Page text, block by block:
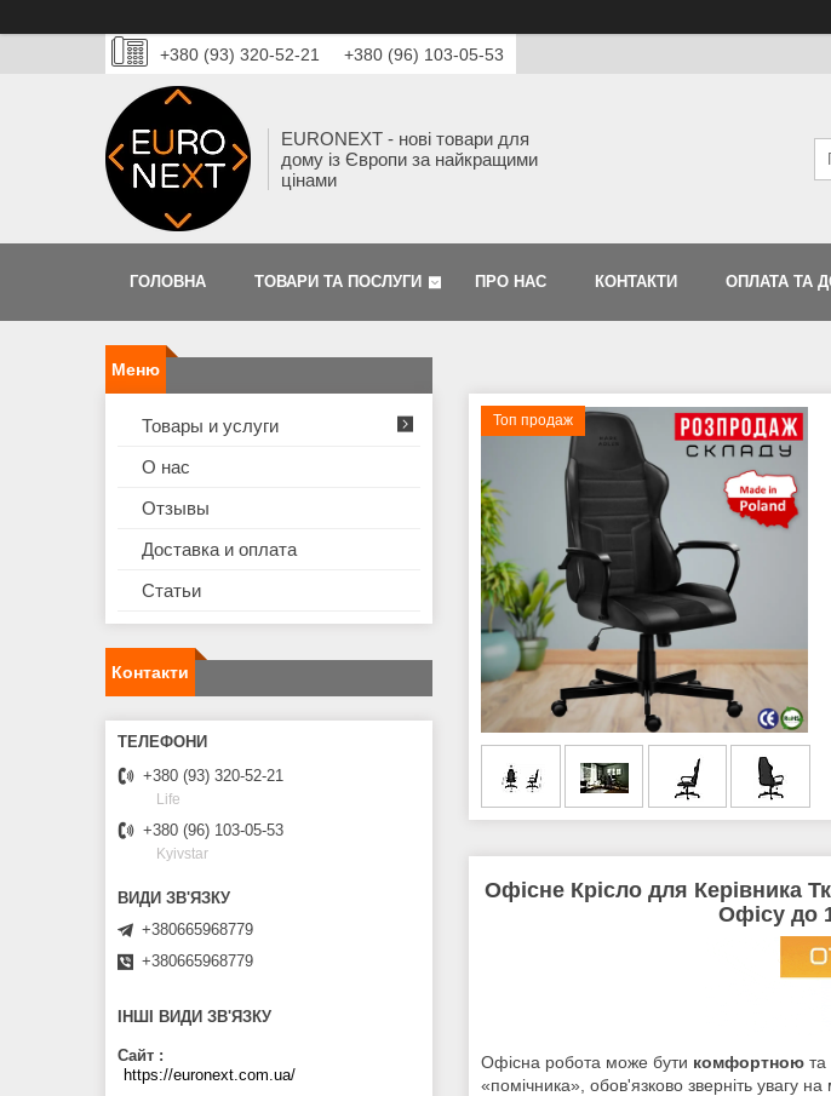
+380 (93) 320-52-21 +380 (96) 103-05-53
EURONEXT - нові товари для
дому із Європи за найкращими
цінами
ГОЛОВНА ТОВАРИ ТА ПОСЛУГИ ПРО НАС КОНТАКТИ ОПЛАТА ТА
Топ продаж
Офісне Крісло для Керівника
Офісу до
Офісна робота може бути комфортною та
«помічника», обов'язково зверніть увагу
Товары и услуги
О нас
Отзывы
Доставка и оплата
Статьи
Контакти
+380 (93) 320-52-21
Life
+380 (96) 103-05-53
Kyivstar
+380665968779
+380665968779
ІНШІ ВИДИ ЗВ'ЯЗКУ
Сайт
https://euronext.com.ua/